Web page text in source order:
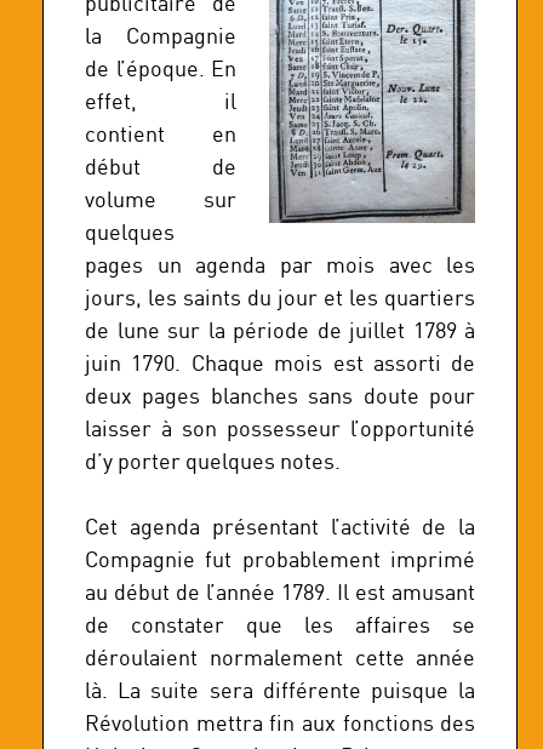
la Compagnie
de l’époque. En
effet, il
contient en
début de
volume sur
quelques
pages un agenda par mois avec les
jours, les saints du jour et les quartiers
de lune sur la période de juillet 1789 à
juin 1790. Chaque mois est assorti de
deux pages blanches sans doute pour
laisser à son possesseur l’opportunité
d’y porter quelques notes.
Cet agenda présentant l’activité de la
Compagnie fut probablement imprimé
au début de l’année 1789. Il est amusant
de constater que les affaires se
déroulaient normalement cette année
là. La suite sera différente puisque la
Révolution mettra fin aux fonctions des